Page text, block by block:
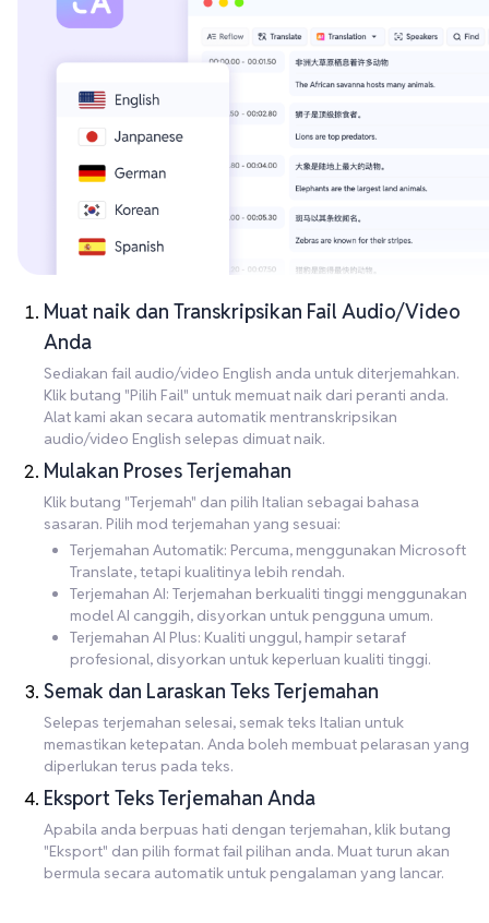
Muat naik dan Transkripsikan Fail Audio/Video
Anda
Sediakan fail audio/video English anda untuk diterjemahkan.
Klik butang "Pilih Fail" untuk memuat naik dari peranti anda.
Alat kami akan secara automatik mentranskripsikan
audio/video English selepas dimuat naik.
Mulakan Proses Terjemahan
Klik butang "Terjemah" dan pilih Italian sebagai bahasa
sasaran. Pilih mod terjemahan yang sesuai:
Terjemahan Automatik: Percuma, menggunakan Microsoft
Translate, tetapi kualitinya lebih rendah.
Terjemahan AI: Terjemahan berkualiti tinggi menggunakan
model AI canggih, disyorkan untuk pengguna umum.
Terjemahan AI Plus: Kualiti unggul, hampir setaraf
profesional, disyorkan untuk keperluan kualiti tinggi.
Semak dan Laraskan Teks Terjemahan
Selepas terjemahan selesai, semak teks Italian untuk
memastikan ketepatan. Anda boleh membuat pelarasan yang
diperlukan terus pada teks.
Eksport Teks Terjemahan Anda
Apabila anda berpuas hati dengan terjemahan, klik butang
"Eksport" dan pilih format fail pilihan anda. Muat turun akan
bermula secara automatik untuk pengalaman yang lancar.